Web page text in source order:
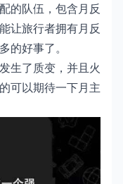
的队伍，包含月反
让旅行者拥有月反
的好事了。
生了质变，并且火
可以期待一下月主